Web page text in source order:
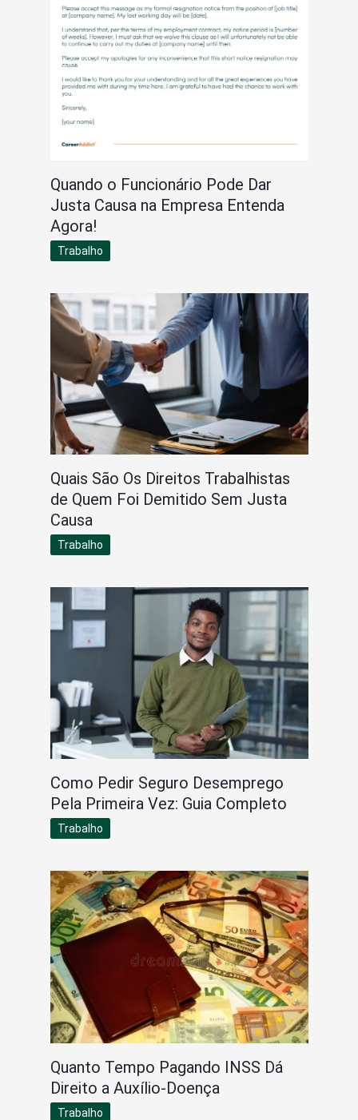
Quando o Funcionário Pode Dar
Justa Causa na Empresa Entenda
Agora!
Trabalho
Quais São Os Direitos Trabalhistas
de Quem Foi Demitido Sem Justa
Causa
Trabalho
Como Pedir Seguro Desemprego
Pela Primeira Vez: Guia Completo
Trabalho
Quanto Tempo Pagando INSS Dá
Direito a Auxílio-Doença
Trabalho